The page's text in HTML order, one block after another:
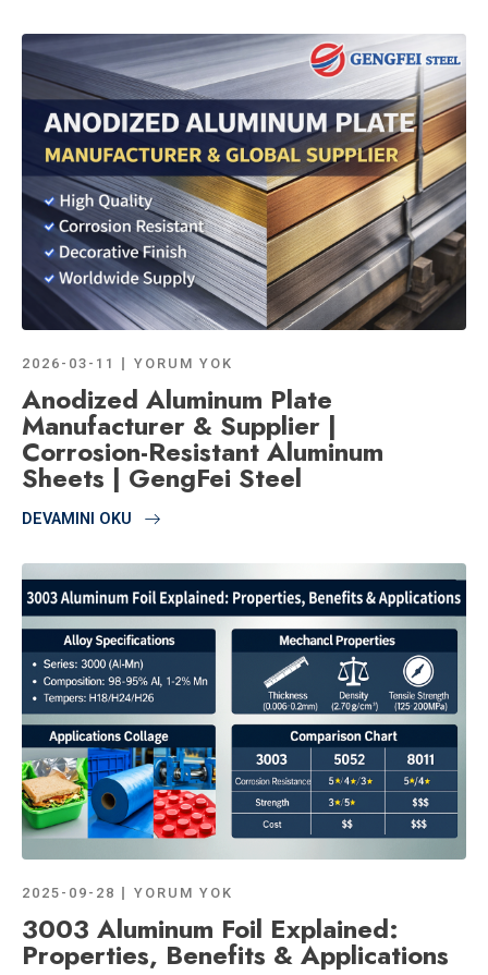
2026-03-11 YORUM YOK
Anodized Aluminum Plate
Manufacturer & Supplier |
Corrosion-Resistant Aluminum
Sheets | GengFei Steel
DEVAMINI OKU
2025-09-28 YORUM YOK
3003 Aluminum Foil Explained:
Properties, Benefits & Applications